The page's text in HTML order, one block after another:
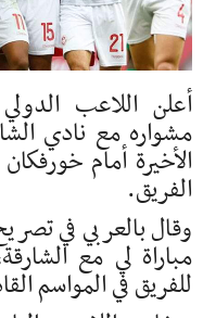
أعلن اللاعب
مشواره مع نادي
الأخيرة أمام
الفريق.
وقال بالعربي في
مباراة لي مع
للفريق في المواسم